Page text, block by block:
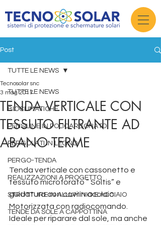
Post
TUTTE LE NEWS
BIOCLIMATICHE
PENSILINE IN POLICARBONATO
PERGOLATI IN LEGNO
PERGO-TENDA
REALIZZAZIONI A PROGETTO
STRUTTURE IN ALLUMINIO E ACCIAIO
TENDE DA SOLE A CAPPOTTINA
TUTTE LE NEWS
TENDA VERTICALE CON
TESSUTO FILTRANTE AD
ABANO TERME
Tecnosolar snc
3 mag 2017
Tenda verticale con cassonetto e
tessuto microforato ” Soltis” e
guidatura con cavi in acciaio.
Motorizzata con radiocomando.
Ideale per riparare dal sole, ma anche